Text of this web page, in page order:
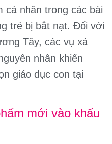
cá nhân trong các bài
trẻ bị bắt nạt. Đối với
Tây, các vụ xả
nhân khiến
giáo dục con tại
mới vào khẩu